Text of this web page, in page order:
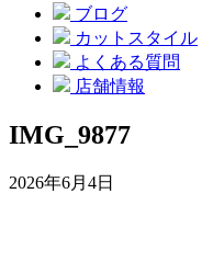
ブログ
カットスタイル
よくある質問
店舗情報
IMG_9877
2026年6月4日